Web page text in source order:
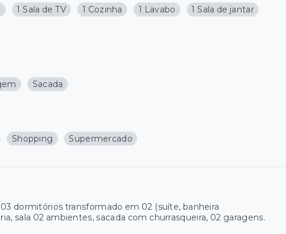
1 Sala de TV 1 Cozinha 1 Lavabo
1 Sala de jantar
Sacada
Shopping Supermercado
dormitórios transformado em 02 (suíte, banheira
sala 02 ambientes, sacada com churrasqueira, 02 garagens.